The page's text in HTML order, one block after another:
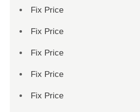
Fix Price
Fix Price
Fix Price
Fix Price
Fix Price